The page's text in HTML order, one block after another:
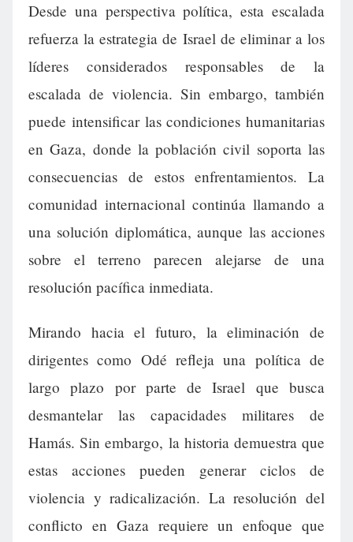
Desde una perspectiva política, esta escalada
refuerza la estrategia de Israel de eliminar a los
líderes considerados responsables de la
escalada de violencia. Sin embargo, también
puede intensificar las condiciones humanitarias
en Gaza, donde la población civil soporta las
consecuencias de estos enfrentamientos. La
comunidad internacional continúa llamando a
una solución diplomática, aunque las acciones
sobre el terreno parecen alejarse de una
resolución pacífica inmediata.
Mirando hacia el futuro, la eliminación de
dirigentes como Odé refleja una política de
largo plazo por parte de Israel que busca
desmantelar las capacidades militares de
Hamás. Sin embargo, la historia demuestra que
estas acciones pueden generar ciclos de
violencia y radicalización. La resolución del
conflicto en Gaza requiere un enfoque que